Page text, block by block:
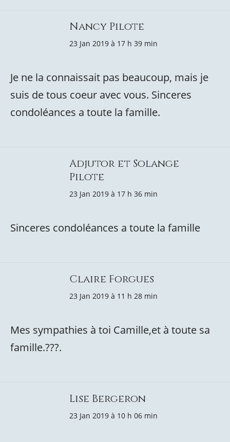
Nancy Pilote
23 Jan 2019 à 17 h 39 min
Je ne la connaissait pas beaucoup, mais je
suis de tous coeur avec vous. Sinceres
condoléances a toute la famille.
Adjutor et Solange
Pilote
23 Jan 2019 à 17 h 36 min
Sinceres condoléances a toute la famille
Claire Forgues
23 Jan 2019 à 11 h 28 min
Mes sympathies à toi Camille,et à toute sa
famille.???.
Lise Bergeron
23 Jan 2019 à 10 h 06 min